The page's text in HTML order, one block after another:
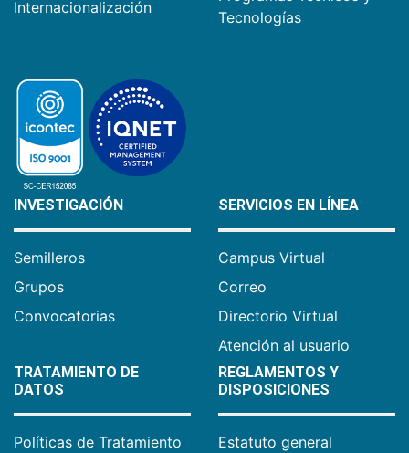
Internacionalización
Tecnologías
INVESTIGACIÓN
Semilleros
Grupos
Convocatorias
SERVICIOS EN LÍNEA
Campus Virtual
Correo
Directorio Virtual
Atención al usuario
TRATAMIENTO DE
DATOS
Políticas de Tratamiento
REGLAMENTOS Y
DISPOSICIONES
Estatuto general